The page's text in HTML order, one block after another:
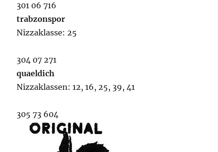
301 06 716
trabzonspor
Nizzaklasse: 25
304 07 271
quaeldich
Nizzaklassen: 12, 16, 25, 39, 41
305 73 604